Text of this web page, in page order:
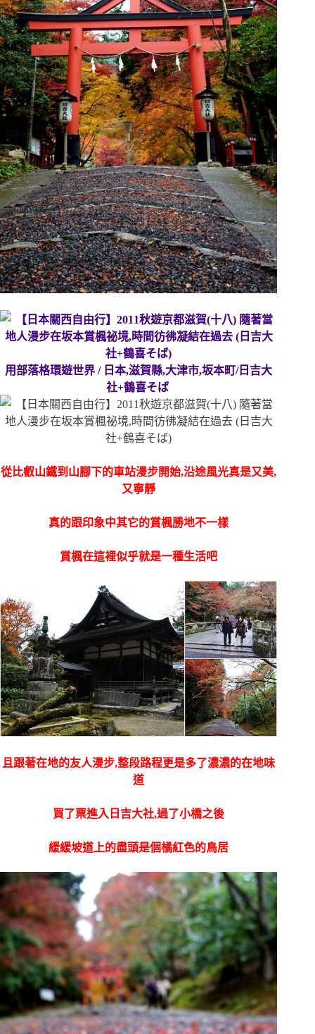
用部落格環遊世界 / 日本,滋賀縣,大津市,坂本町/日吉大
社+鶴喜そば
從比叡山鐵到山腳下的車站漫步開始,沿途風光真是又美,
又寧靜
真的跟印象中其它的賞楓勝地不一樣
賞楓在這裡似乎就是一種生活吧
且跟著在地的友人漫步,整段路程更是多了濃濃的在地味
道
買了票進入日吉大社,過了小橋之後
緩緩坡道上的盡頭是個橘紅色的鳥居